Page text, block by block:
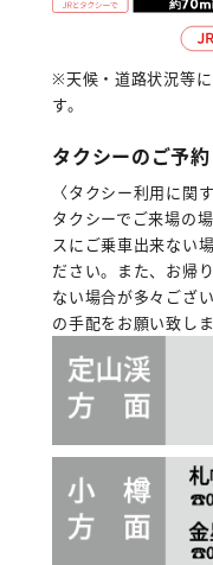
※天候・道路状況等
す。
タクシーのご予
〈タクシー利用に関
タクシーでご来場の
スにご乗車出来ない
ださい。また、お帰
ない場合が多々ござ
の手配をお願い致し